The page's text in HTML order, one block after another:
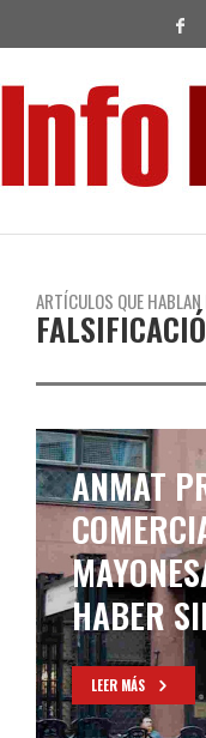
ARTÍCULOS QUE HABLAN
ANMAT
HABER
LEER MÁS